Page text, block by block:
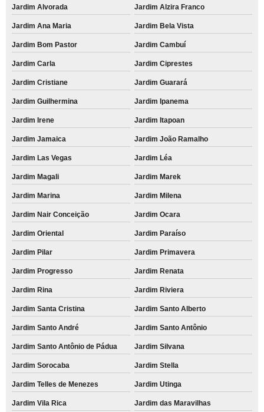
Jardim Alvorada Jardim Alzira Franco
Jardim Ana Maria Jardim Bela Vista
Jardim Bom Pastor Jardim Cambuí
Jardim Carla Jardim Ciprestes
Jardim Cristiane Jardim Guarará
Jardim Guilhermina Jardim Ipanema
Jardim Irene Jardim Itapoan
Jardim Jamaica Jardim João Ramalho
Jardim Las Vegas Jardim Léa
Jardim Magali Jardim Marek
Jardim Marina Jardim Milena
Jardim Nair Conceição Jardim Ocara
Jardim Oriental Jardim Paraíso
Jardim Pilar Jardim Primavera
Jardim Progresso Jardim Renata
Jardim Rina Jardim Riviera
Jardim Santa Cristina Jardim Santo Alberto
Jardim Santo André Jardim Santo Antônio
Jardim Santo Antônio de Pádua Jardim Silvana
Jardim Sorocaba Jardim Stella
Jardim Telles de Menezes Jardim Utinga
Jardim Vila Rica Jardim das Maravilhas